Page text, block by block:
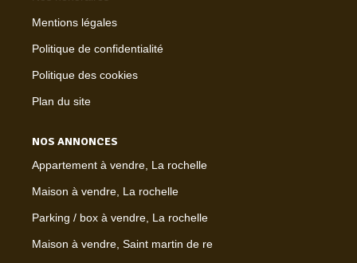
Mentions légales
Politique de confidentialité
Politique des cookies
Plan du site
NOS ANNONCES
Appartement à vendre, La rochelle
Maison à vendre, La rochelle
Parking / box à vendre, La rochelle
Maison à vendre, Saint martin de re